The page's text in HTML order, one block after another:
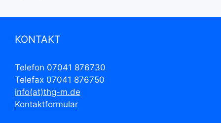
KONTAKT
Telefon 07041 876730
Telefax 07041 876750
info(at)thg-m.de
Kontaktformular